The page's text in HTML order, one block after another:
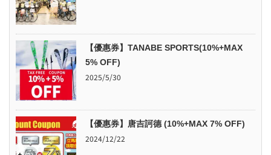
【優惠券】TANABE SPORTS(10%+MAX
5% OFF)
2025/5/30
【優惠券】唐吉訶德 (10%+MAX 7% OFF)
2024/12/22